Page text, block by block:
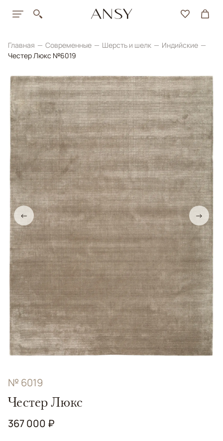
Главная Современные Шерсть и шелк
Индийские
Честер Люкс №6019
← →
№ 6019
Честер Люкс
367 000 ₽